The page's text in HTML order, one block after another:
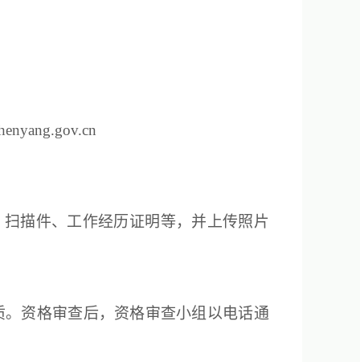
描件、工作经历证明等，并上传照片
资格审查后，资格审查小组以电话通